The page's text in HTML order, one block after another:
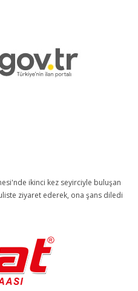
ikinci kez seyirciyle buluşan
ziyaret ederek, ona şans diledi